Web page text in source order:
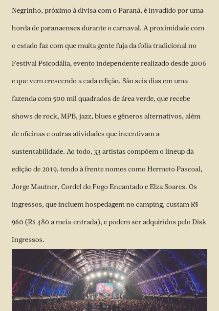
Negrinho, próximo à divisa com o Paraná, é invadido por uma
horda de paranaenses durante o carnaval. A proximidade com
o estado faz com que muita gente fuja da folia tradicional no
Festival Psicodália, evento independente realizado desde 2006
e que vem crescendo a cada edição. São seis dias em uma
fazenda com 500 mil quadrados de área verde, que recebe
shows de rock, MPB, jazz, blues e gêneros alternativos, além
de oficinas e outras atividades que incentivam a
sustentabilidade. Ao todo, 33 artistas compõem o lineup da
edição de 2019, tendo à frente nomes como Hermeto Pascoal,
Jorge Mautner, Cordel do Fogo Encantado e Elza Soares. Os
ingressos, que incluem hospedagem no camping, custam R$
960 (R$ 480 a meia-entrada), e podem ser adquiridos pelo Disk
Ingressos.